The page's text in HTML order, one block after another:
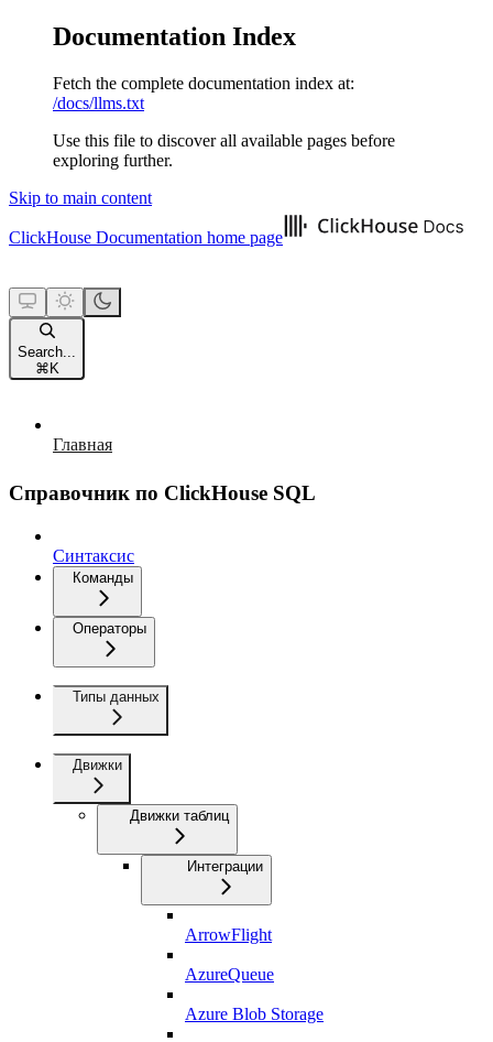
Documentation Index
Fetch the complete documentation index at:
/docs/llms.txt
Use this file to discover all available pages before
exploring further.
Skip to main content
ClickHouse Documentation home page
Search...
⌘ K
Главная
Справочник по ClickHouse SQL
Синтаксис
Команды
Операторы
Типы данных
Движки
Движки таблиц
Интеграции
ArrowFlight
AzureQueue
Azure Blob Storage